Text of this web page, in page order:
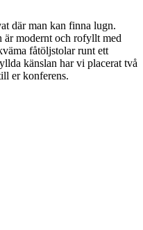
där man kan finna lugn.
är modernt och rofyllt med
fåtöljstolar runt ett
känslan har vi placerat två
er konferens.